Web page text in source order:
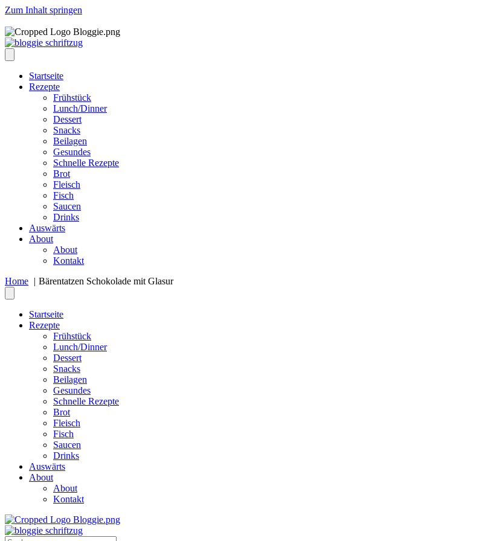
Zum Inhalt springen
Startseite
Rezepte
Frühstück
Lunch/Dinner
Dessert
Snacks
Beilagen
Gesundes
Schnelle Rezepte
Brot
Fleisch
Fisch
Saucen
Drinks
Auswärts
About
About
Kontakt
Home
Bärentatzen Schokolade mit Glasur
Startseite
Rezepte
Frühstück
Lunch/Dinner
Dessert
Snacks
Beilagen
Gesundes
Schnelle Rezepte
Brot
Fleisch
Fisch
Saucen
Drinks
Auswärts
About
About
Kontakt